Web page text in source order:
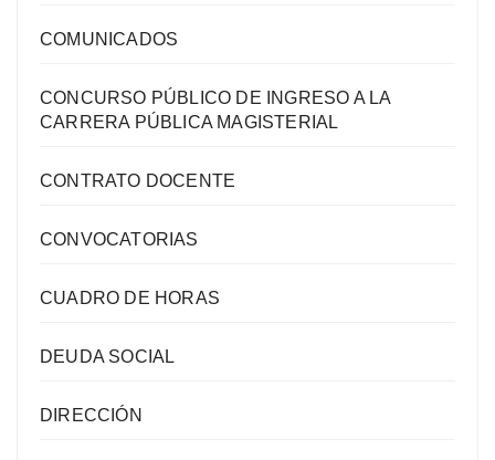
COMUNICADOS
CONCURSO PÚBLICO DE INGRESO A LA
CARRERA PÚBLICA MAGISTERIAL
CONTRATO DOCENTE
CONVOCATORIAS
CUADRO DE HORAS
DEUDA SOCIAL
DIRECCIÓN